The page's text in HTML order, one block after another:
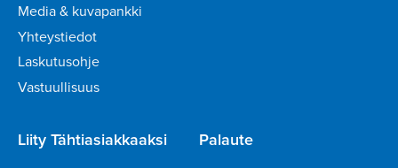
Media & kuvapankki
Yhteystiedot
Laskutusohje
Vastuullisuus
Liity Tähtiasiakkaaksi Palaute